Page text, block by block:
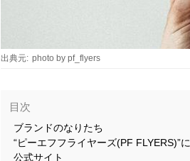
出典元: photo by pf_flyers
目次
ブランドのなりたち
“ピーエフフライヤーズ(PF FLYERS)”
公式サイト